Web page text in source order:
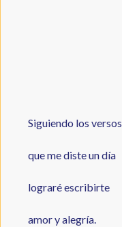
Siguiendo los versos
que me diste un día
lograré escribirte
amor y alegría.